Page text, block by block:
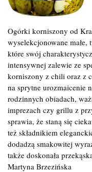
Ogórki korniszony od
wyselekcjonowane
które swój
intensywnej zalewie ze
korniszony z chili oraz z
na sprytne urozmaicenie
rodzinnych obiadach,
imprezach czy grillu z
sprawia, że staną się
też składnikiem
dodadzą smakowitej
także doskonała
Martyna Brzezińska